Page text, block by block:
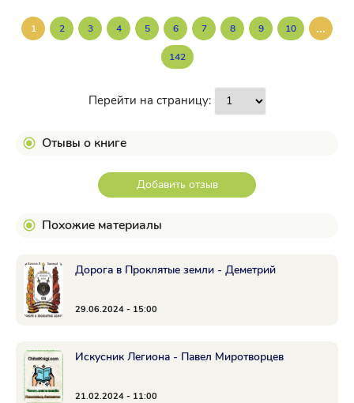
1 2 3 4 5 6 7 8 9 10 ...
142
Перейти на страницу:
Отывы о книге
Добавить отзыв
Похожие материалы
Дорога в Проклятые земли - Деметрий
29.06.2024 - 15:00
Искусник Легиона - Павел Миротворцев
21.02.2024 - 11:00